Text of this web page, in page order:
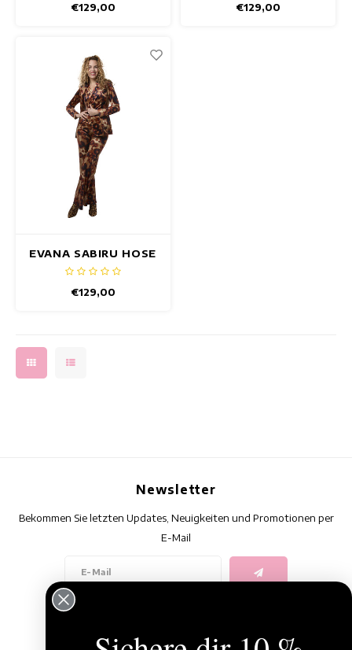
€129,00
€129,00
EVANA SABIRU HOSE
€129,00
Newsletter
Bekommen Sie letzten Updates, Neuigkeiten und Promotionen per
E-Mail